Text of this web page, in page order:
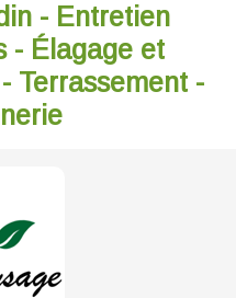
- Entretien
- Élagage et
Terrassement -